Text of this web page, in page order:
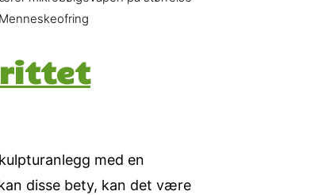
med en
disse bety, kan det være